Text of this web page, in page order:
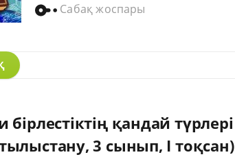
Сабақ жоспары
бірлестіктің қандай
3 сынып, I тоқсан)